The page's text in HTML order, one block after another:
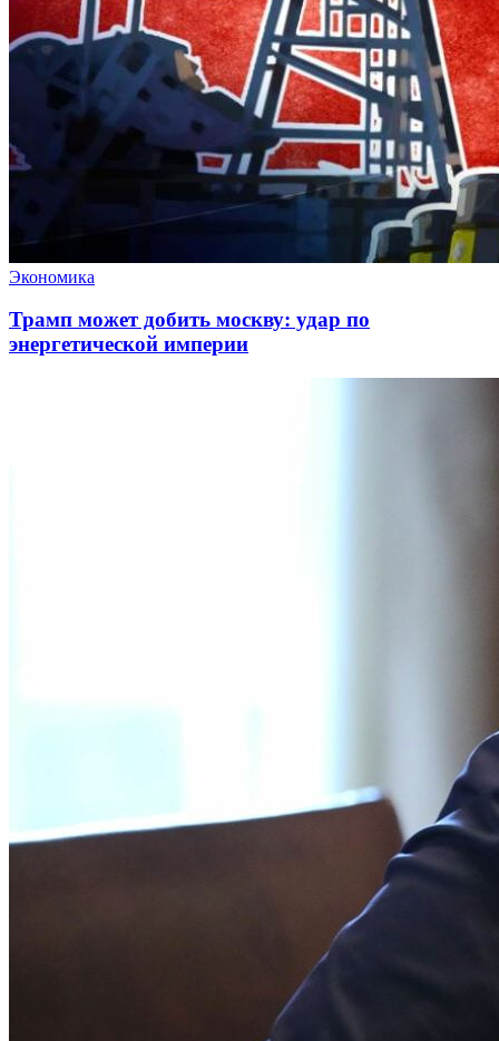
Экономика
Трамп может добить москву: удар по
энергетической империи